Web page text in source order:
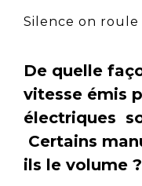
Silence on roule
De quelle
vitesse émis
électriques
Certains
ils le volume ?